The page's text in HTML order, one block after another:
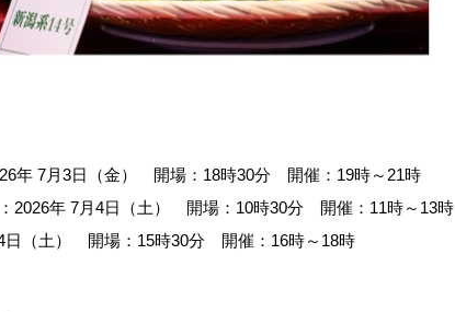
年 7月3日（金） 開場：18時30分 開催：19時～21時
2026年 7月4日（土） 開場：10時30分 開催：11時～13時
日（土） 開場：15時30分 開催：16時～18時